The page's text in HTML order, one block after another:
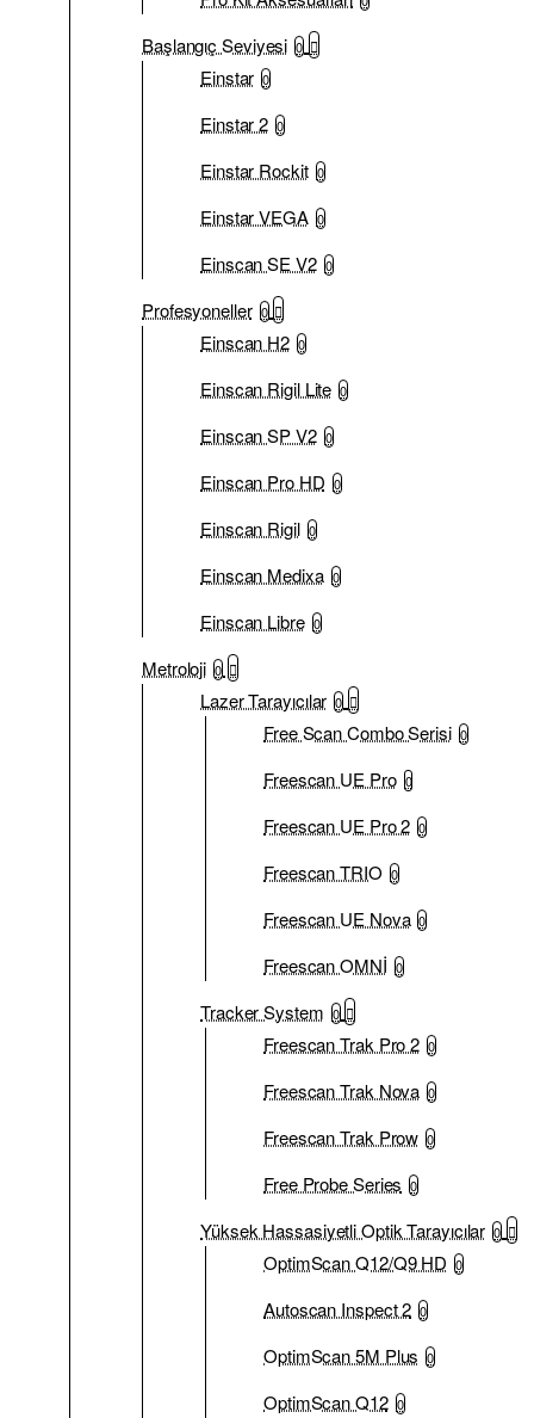
Başlangıç Seviyesi 0
Einstar 0
Einstar 2 0
Einstar Rockit 0
Einstar VEGA 0
Einscan SE V2 0
Profesyoneller 0
Einscan H2 0
Einscan Rigil Lite 0
Einscan SP V2 0
Einscan Pro HD 0
Einscan Rigil 0
Einscan Medixa 0
Einscan Libre 0
Metroloji 0
Lazer Tarayıcılar 0
Free Scan Combo Serisi 0
Freescan UE Pro 0
Freescan UE Pro 2 0
Freescan TRIO 0
Freescan UE Nova 0
Freescan OMNİ 0
Tracker System 0
Freescan Trak Pro 2 0
Freescan Trak Nova 0
Freescan Trak Prow 0
Free Probe Series 0
Yüksek Hassasiyetli Optik Tarayıcılar 0
OptimScan Q12/Q9 HD 0
Autoscan Inspect 2 0
OptimScan 5M Plus 0
OptimScan Q12 0